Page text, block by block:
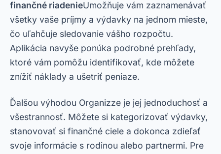
finančné riadenieUmožňuje vám zaznamenávať
všetky vaše príjmy a výdavky na jednom mieste,
čo uľahčuje sledovanie vášho rozpočtu.
Aplikácia navyše ponúka podrobné prehľady,
ktoré vám pomôžu identifikovať, kde môžete
znížiť náklady a ušetriť peniaze.
Ďalšou výhodou Organizze je jej jednoduchosť a
všestrannosť. Môžete si kategorizovať výdavky,
stanovovať si finančné ciele a dokonca zdieľať
svoje informácie s rodinou alebo partnermi. Pre